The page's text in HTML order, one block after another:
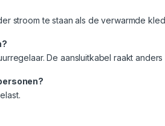
stroom te staan als de verwarmde
De aansluitkabel raakt